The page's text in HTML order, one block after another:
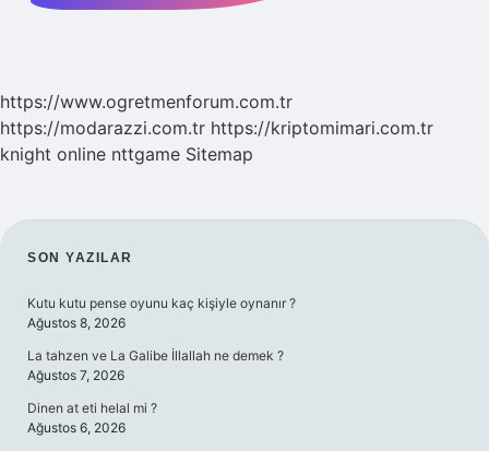
https://www.ogretmenforum.com.tr
https://modarazzi.com.tr https://kriptomimari.com.tr
knight online nttgame Sitemap
SIDEBAR
SON YAZILAR
Kutu kutu pense oyunu kaç kişiyle oynanır ?
Ağustos 8, 2026
La tahzen ve La Galibe İllallah ne demek ?
Ağustos 7, 2026
Dinen at eti helal mi ?
Ağustos 6, 2026